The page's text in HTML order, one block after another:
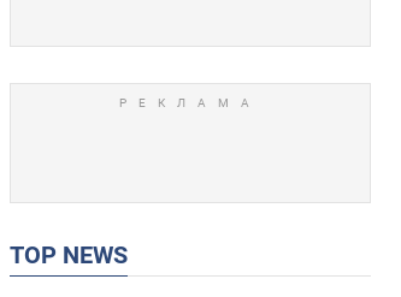
TOP NEWS